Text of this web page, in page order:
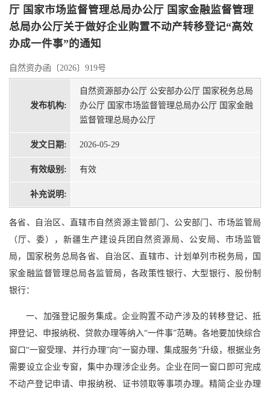
厅 国家市场监督管理总局办公厅 国家金融监督管理
总局办公厅关于做好企业购置不动产转移登记“高效
办成一件事”的通知
自然资办函〔2026〕919号
发布机构:
自然资源部办公厅 公安部办公厅 国家税务总局
办公厅 国家市场监督管理总局办公厅 国家金融
监督管理总局办公厅
发文日期: 2026-05-29
有效级别: 有效
补充说明:
各省、自治区、直辖市自然资源主管部门、公安部门、市场监管局
（厅、委），新疆生产建设兵团自然资源局、公安局、市场监管
局，国家税务总局各省、自治区、直辖市、计划单列市税务局，国
家金融监督管理总局各监管局，各政策性银行、大型银行、股份制
银行：
一、加强登记服务集成。企业购置不动产涉及的转移登记、抵
押登记、申报纳税、贷款办理等纳入“一件事”范畴。各地要加快综合
窗口“一窗受理、并行办理”向“一窗办理、集成服务”升级，根据业务
需要设立企业专窗，集中办理涉企业务。企业在同一窗口即可完成
不动产登记申请、申报纳税、证书领取等事项办理。精简企业办理